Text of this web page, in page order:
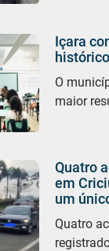
Içara
O
maior
Quatro
em
um
Quatro